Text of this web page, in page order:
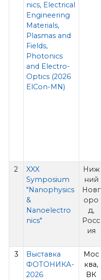
nics, Electrical
Engineering
Materials,
Plasmas and
Fields,
Photonics
and Electro-
Optics (2026
ElCon-MN)
2
XXX
Symposium
"Nanophysics
&
Nanoelectro
nics"
Ниж
ний
Новг
оро
д,
Росс
ия
3
Выставка
ФОТОНИКА-
2026
Мос
ква,
ВК